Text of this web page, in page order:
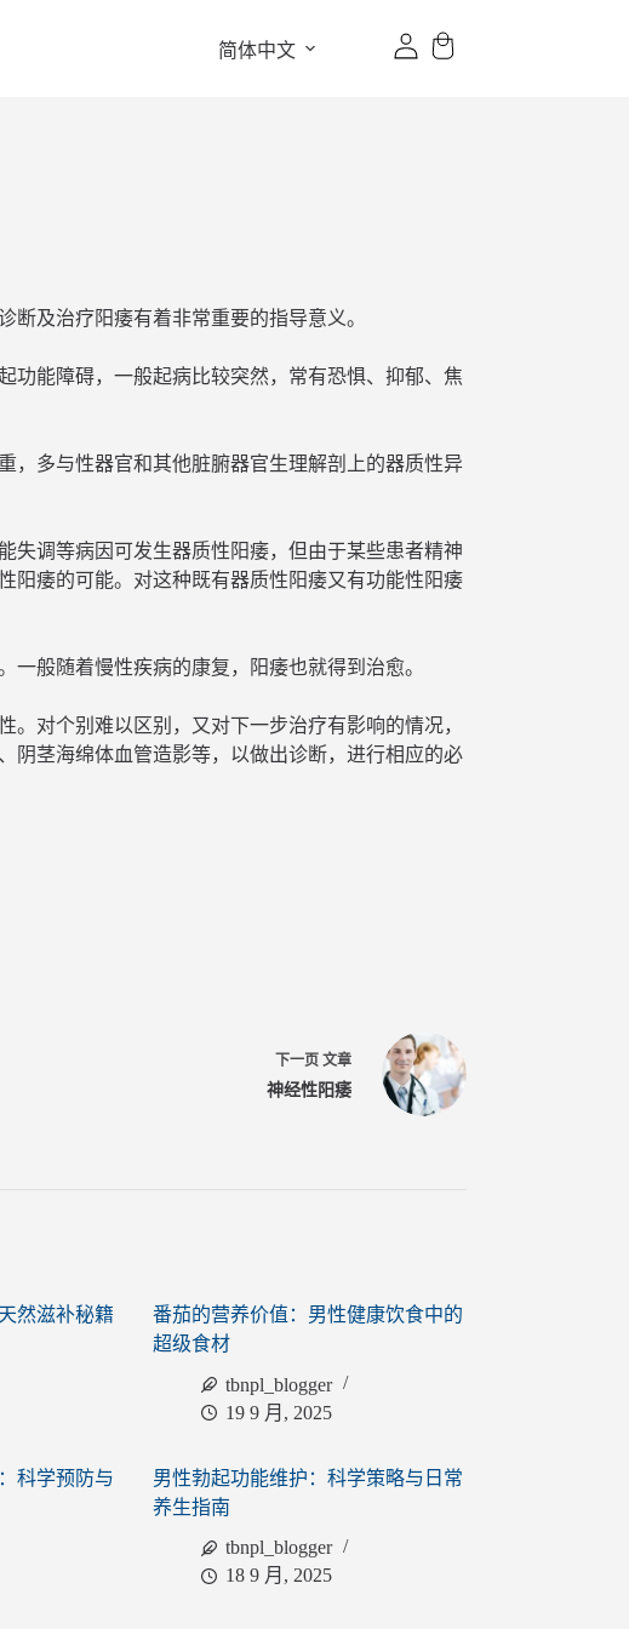
简体中文
断及治疗阳痿有着非常重要的指导意义。
功能障碍，一般起病比较突然，常有恐惧、抑郁、焦
，多与性器官和其他脏腑器官生理解剖上的器质性异
失调等病因可发生器质性阳痿，但由于某些患者精神
阳痿的可能。对这种既有器质性阳痿又有功能性阳痿
般随着慢性疾病的康复，阳痿也就得到治愈。
对个别难以区别，又对下一步治疗有影响的情况，
阴茎海绵体血管造影等，以做出诊断，进行相应的必
下一页 文章
神经性阳痿
然滋补秘籍
番茄的营养价值：男性健康饮食中的
超级食材
tbnpl_blogger
19 9 月, 2025
科学预防与
男性勃起功能维护：科学策略与日常
养生指南
tbnpl_blogger
18 9 月, 2025